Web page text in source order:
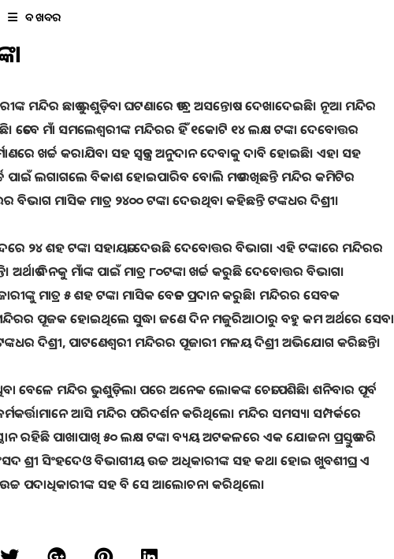
ବଡ ଖବର
ମନ୍ଦିର ଛାତ ଭୁଶୁଡ଼ିବା ଘଟଣାରେ ତୀବ୍ର ଅସନ୍ତୋଷ ଦେଖାଦେଇଛି। ନୂଆ ମନ୍ଦିର
ତେବେ ମାଁ ସମଲେଶ୍ୱରୀଙ୍କ ମନ୍ଦିରର ହିଁ ୧କୋଟି ୧୪ ଲକ୍ଷ ଟଙ୍କା ଦେବୋତ୍ତର
ଖର୍ଚ୍ଚ କରାଯିବା ସହ ସ୍ୱତନ୍ତ୍ର ଅନୁଦାନ ଦେବାକୁ ଦାବି ହୋଇଛି। ଏହା ସହ
ପାଇଁ ଲଗାଗଲେ ବିକାଶ ହୋଇପାରିବ ବୋଲି ମତ ରଖିଛନ୍ତି ମନ୍ଦିର କମିଟିର
ବିଭାଗ ମାସିକ ମାତ୍ର ୨୪୦୦ ଟଙ୍କା ଦେଉଥିବା କହିଛନ୍ତି ଟଙ୍କଧର ଦିଶ୍ରୀ।
୨୪ ଶହ ଟଙ୍କା ସହାୟତା ଦେଉଛି ଦେବୋତ୍ତର ବିଭାଗ। ଏହି ଟଙ୍କାରେ ମନ୍ଦିରର
ଦିନକୁ ମାଁଙ୍କ ପାଇଁ ମାତ୍ର ୮୦ଟଙ୍କା ଖର୍ଚ୍ଚ କରୁଛି ଦେବୋତ୍ତର ବିଭାଗ।
ମାତ୍ର ୫ ଶହ ଟଙ୍କା ମାସିକ ବେତନ ପ୍ରଦାନ କରୁଛି। ମନ୍ଦିରର ସେବକ
ପୂଜକ ହୋଇଥିଲେ ସୁଦ୍ଧା ଜଣେ ଦିନ ମଜୁରିଆଠାରୁ ବହୁ କମ ଅର୍ଥରେ ସେବା
ଦିଶ୍ରୀ, ପାଟଣେଶ୍ୱରୀ ମନ୍ଦିରର ପୂଜାରୀ ମଳୟ ଦିଶ୍ରୀ ଅଭିଯୋଗ କରିଛନ୍ତି।
ବେଳେ ମନ୍ଦିର ଭୁଶୁଡ଼ିଲା ପରେ ଅନେକ ଲୋକଙ୍କ ଚେତା ପଶିଛି। ଶନିବାର ପୂର୍ବ
ଆସି ମନ୍ଦିର ପରିଦର୍ଶନ କରିଥିଲେ। ମନ୍ଦିର ସମସ୍ୟା ସମ୍ପର୍କରେ
ରହିଛି ପାଖାପାଖି ୫୦ ଲକ୍ଷ ଟଙ୍କା ବ୍ୟୟ ଅଟକଳରେ ଏକ ଯୋଜନା ପ୍ରସ୍ତୁତ କରି
ଶ୍ରୀ ସିଂହଦେଓ ବିଭାଗୀୟ ଉଚ୍ଚ ଅଧିକାରୀଙ୍କ ସହ କଥା ହୋଇ ଖୁବଶୀଘ୍ର ଏ
ପଦାଧିକାରୀଙ୍କ ସହ ବି ସେ ଆଲୋଚନା କରିଥିଲେ।